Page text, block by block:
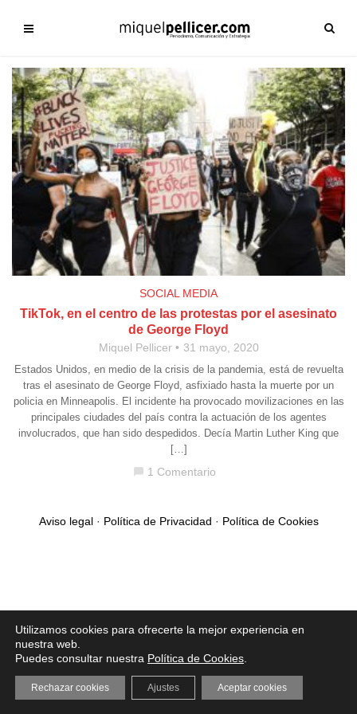
SOCIAL MEDIA
TikTok, en el centro de las protestas por el asesinato
de George Floyd
Miquel Pellicer 31 mayo, 2020
Estados Unidos, en medio de la crisis de la pandemia, está de revuelta
tras el asesinato de George Floyd, asfixiado hasta la muerte por un
policia en Minneapolis. El incidente ha provocado movilizaciones en las
principales ciudades del país contra la actuación de los agentes
involucrados, que han sido despedidos. Decía Martin Luther King que
[…]
chat_bubble 1 Comentario
Aviso legal· Política de Privacidad · Política de Cookies
Utilizamos cookies para ofrecerte la mejor experiencia en
nuestra web.
Puedes consultar nuestra Política de Cookies
Aceptar cookies
Rechazar cookies Ajustes